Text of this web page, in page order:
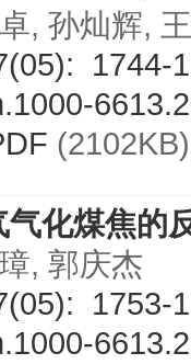
, 孙灿辉,
1744-
化煤焦的
, 郭庆杰
1753-